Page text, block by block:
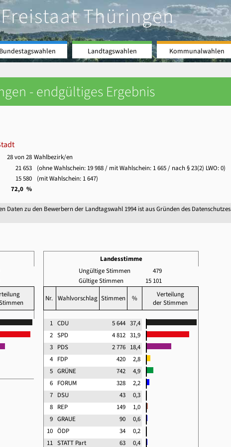
Thüringen
Bundestagswahlen Landtagswahlen Kommunalwahlen
- endgültiges Ergebnis
28 von 28 Wahlbezirk/en
21 653 (ohne Wahlschein: 19 988 / mit Wahlschein: 1 665 / nach § 23(2) LWO: 0)
15 580 (mit Wahlschein: 1 647)
72,0 %
Daten zu den Bewerbern der Landtagswahl 1994 ist aus Gründen des Datenschutzes
Landesstimme
Ungültige Stimmen
479
Gültige Stimmen
15 101
Nr. Wahlvorschlag Stimmen %
Verteilung
der Stimmen
1 CDU 5 644 37,4
2 SPD 4 812 31,9
3 PDS 2 776 18,4
4 FDP 420
2,8
5 GRÜNE 742
4,9
6 FORUM 328
2,2
7 DSU 43
0,3
8 REP 149
1,0
9 GRAUE 90
0,6
10 ÖDP 34
0,2
11 STATT Part 63 0,4